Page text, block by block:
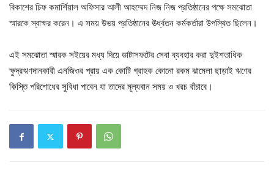
বিকাশের চিফ কমার্শিয়াল অফিসার আলী আহম্মেদ নিজ নিজ প্রতিষ্ঠানের পক্ষে সমঝোতা
স্মারকে স্বাক্ষর করেন। এ সময় উভয় প্রতিষ্ঠানের ঊর্ধ্বতন কর্মকর্তারা উপস্থিত ছিলেন।
এই সমঝোতা স্মারক সইয়ের মধ্য দিয়ে ডাটাসফটের সেবা ব্যবহার করা দুইশতাধিক
ক্ষুদ্রঋণদানকারী এনজিওর প্রায় এক কোটি গ্রাহক কোনো রকম ঝামেলা ছাড়াই ঋণের
কিস্তি পরিশোধের সুবিধা পাবেন যা তাদের মূল্যবান সময় ও খরচ বাঁচাবে।